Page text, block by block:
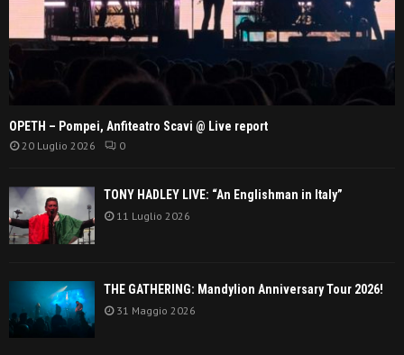
OPETH – Pompei, Anfiteatro Scavi @ Live report
20 Luglio 2026 0
TONY HADLEY LIVE: “An Englishman in Italy”
11 Luglio 2026
THE GATHERING: Mandylion Anniversary Tour 2026!
31 Maggio 2026